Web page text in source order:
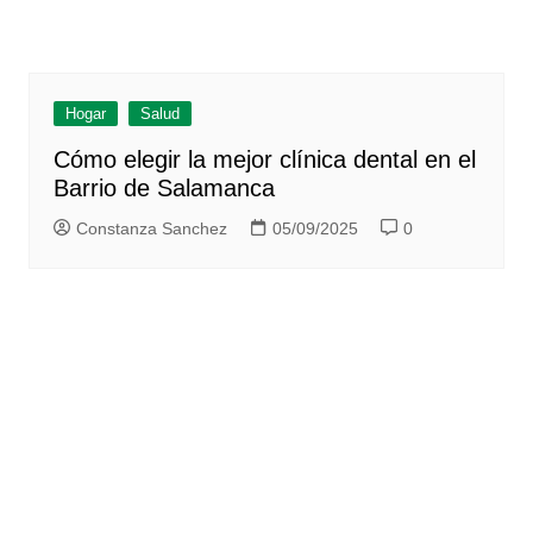
Hogar Salud
Cómo elegir la mejor clínica dental en el
Barrio de Salamanca
Constanza Sanchez 05/09/2025 0